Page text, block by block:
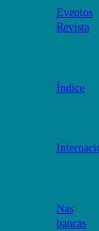
Eventos
Revista
Índice
Nas
bancas